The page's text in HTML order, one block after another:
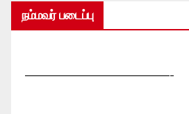
நம்மவர் படைப்பு
—————————————-